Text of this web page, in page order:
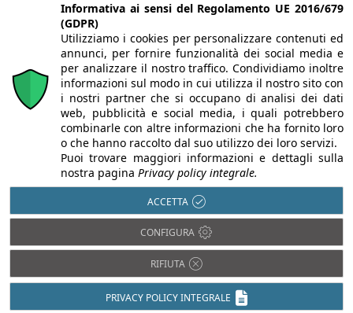
Chi siamo Autori Per la tua pubblicità
Iscriviti alla
newsletter
Infobuild è testata registrata presso il Tribunale di Milano al n° 63
dell’8/3/2013 - ISSN 2282-2267
© 2000-2026 Infoweb srl - P.IVA 13155920153 - Tutti i diritti
riservati |Privacy
Informativa ai sensi del Regolamento UE 2016/679
(GDPR)
Utilizziamo i cookies per personalizzare contenuti ed
annunci, per fornire funzionalità dei social media e
per analizzare il nostro traffico. Condividiamo inoltre
informazioni sul modo in cui utilizza il nostro sito con
i nostri partner che si occupano di analisi dei dati
web, pubblicità e social media, i quali potrebbero
combinarle con altre informazioni che ha fornito loro
o che hanno raccolto dal suo utilizzo dei loro servizi.
Puoi trovare maggiori informazioni e dettagli sulla
nostra pagina Privacy policy integrale.
ACCETTA
CONFIGURA
RIFIUTA
PRIVACY POLICY INTEGRALE